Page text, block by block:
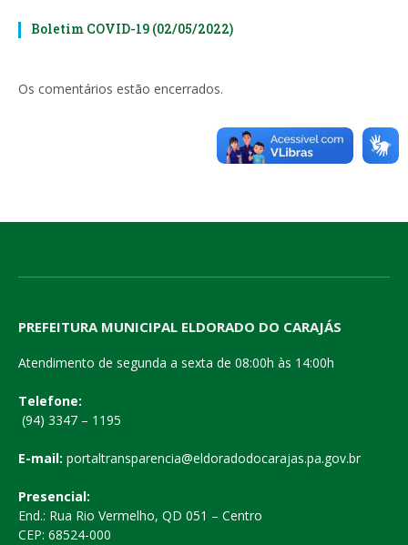
Boletim COVID-19 (02/05/2022)
Os comentários estão encerrados.
PREFEITURA MUNICIPAL ELDORADO DO CARAJÁS
Atendimento de segunda a sexta de 08:00h às 14:00h
Telefone:
(94) 3347 – 1195
E-mail: portaltransparencia@eldoradodocarajas.pa.gov.br
Presencial:
End.: Rua Rio Vermelho, QD 051 – Centro
CEP: 68524-000